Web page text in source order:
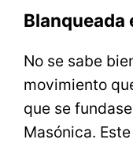
Blanqueada
No se sabe
movimiento
que se
Masónica.